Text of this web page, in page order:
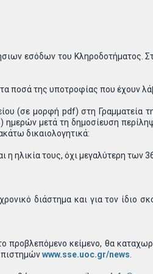
εσόδων του Κληροδοτήματος.
ποσά της υποτροφίας που έχουν
(σε μορφή pdf) στη Γραμματεία
ημερών μετά τη δημοσίευση
δικαιολογητικά:
η ηλικία τους, όχι μεγαλύτερη των
διάστημα και για τον ίδιο
κείμενο, θα
www.sse.uoc.gr/news